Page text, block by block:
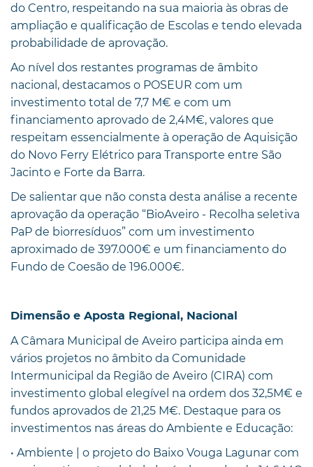
do Centro, respeitando na sua maioria às obras de
ampliação e qualificação de Escolas e tendo elevada
probabilidade de aprovação.
Ao nível dos restantes programas de âmbito
nacional, destacamos o POSEUR com um
investimento total de 7,7 M€ e com um
financiamento aprovado de 2,4M€, valores que
respeitam essencialmente à operação de Aquisição
do Novo Ferry Elétrico para Transporte entre São
Jacinto e Forte da Barra.
De salientar que não consta desta análise a recente
aprovação da operação “BioAveiro - Recolha seletiva
PaP de biorresíduos” com um investimento
aproximado de 397.000€ e um financiamento do
Fundo de Coesão de 196.000€.
Dimensão e Aposta Regional, Nacional
A Câmara Municipal de Aveiro participa ainda em
vários projetos no âmbito da Comunidade
Intermunicipal da Região de Aveiro (CIRA) com
investimento global elegível na ordem dos 32,5M€ e
fundos aprovados de 21,25 M€. Destaque para os
investimentos nas áreas do Ambiente e Educação:
• Ambiente | o projeto do Baixo Vouga Lagunar com